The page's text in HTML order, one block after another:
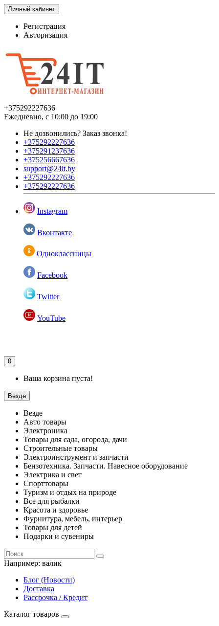
Личный кабинет
Регистрация
Авторизация
+375292227636
Ежедневно, с 10:00 до 19:00
Не дозвонились? Заказ звонка!
+375292227636
+375291237636
+375256667636
support@24it.by
+375292227636
+375292227636
Instagram
Вконтакте
Одноклассницы
Facebook
Twitter
YouTube
0
Ваша корзина пуста!
Везде
Везде
Авто товары
Электроника
Товары для сада, огорода, дачи
Строительные товары
Электроинструмент и запчасти
Бензотехника. Запчасти. Навесное оборудование
Электрика и свет
Спорттовары
Туризм и отдых на природе
Все для рыбалки
Красота и здоровье
Фурнитура, мебель, интерьер
Товары для детей
Подарки и сувениры
Например: валик
Блог (Новости)
Доставка
Рассрочка / Кредит
Каталог товаров